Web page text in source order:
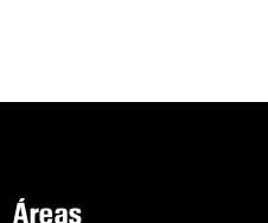
Áreas